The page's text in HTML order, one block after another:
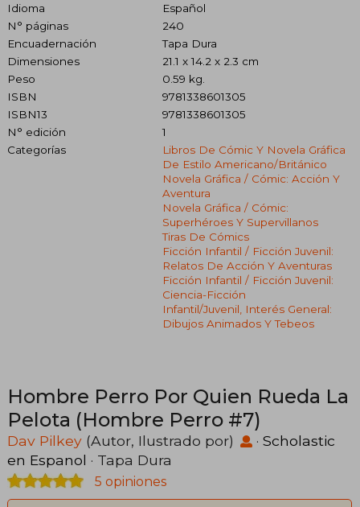
Idioma
Español
N° páginas
240
Encuadernación
Tapa Dura
Dimensiones
21.1 x 14.2 x 2.3 cm
Peso
0.59 kg.
ISBN
9781338601305
ISBN13
9781338601305
N° edición
1
Categorías
Libros De Cómic Y Novela Gráfica
De Estilo Americano/británico
Novela Gráfica / Cómic: Acción Y
Aventura
Novela Gráfica / Cómic:
Superhéroes Y Supervillanos
Tiras De Cómics
Ficción Infantil / Ficción Juvenil:
Relatos De Acción Y Aventuras
Ficción Infantil / Ficción Juvenil:
Ciencia-Ficción
Infantil/juvenil, Interés General:
Dibujos Animados Y Tebeos
Hombre Perro Por Quien Rueda La
Pelota (Hombre Perro #7)
Dav Pilkey (Autor, Ilustrado por) · Scholastic
en Espanol · Tapa Dura
5 opiniones